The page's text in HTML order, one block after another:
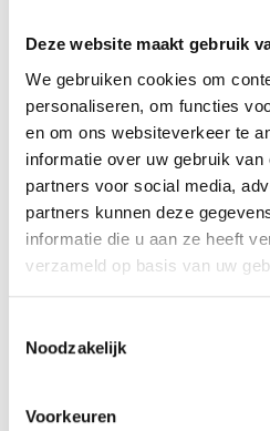
Deze website maakt gebruik
We gebruiken cookies om
personaliseren, om functies
en om ons websiteverkeer te
informatie over uw gebruik
partners voor social media,
partners kunnen deze
informatie die u aan ze heeft
verzameld op basis van uw
Noodzakelijk
Voorkeuren
redactie@omroeparchipel.nl.
Andere events
8
AUG.
Matinee-concert
📍Ouddorp 🕐11:00
11